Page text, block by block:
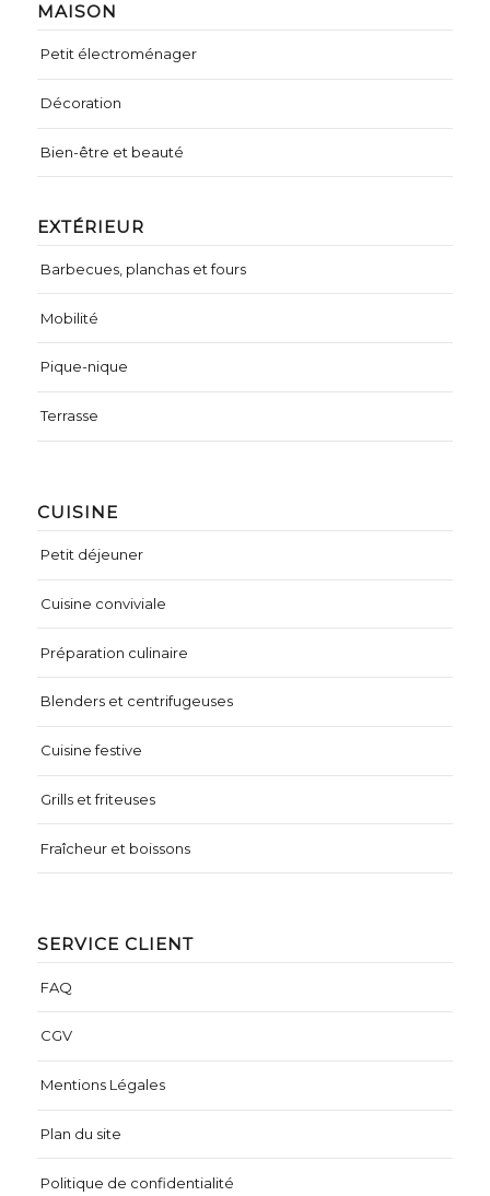
CUISINE
Petit déjeuner
Cuisine conviviale
Préparation culinaire
Blenders et centrifugeuses
Cuisine festive
Grills et friteuses
Fraîcheur et boissons
MAISON
Petit électroménager
Décoration
Bien-être et beauté
EXTÉRIEUR
Barbecues, planchas et fours
Mobilité
Pique-nique
Terrasse
SERVICE CLIENT
FAQ
CGV
Mentions Légales
Plan du site
Politique de confidentialité